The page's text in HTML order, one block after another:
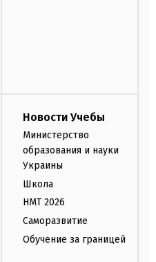
Новости Учебы
Министерство
образования и науки
Украины
Школа
НМТ 2026
Саморазвитие
Обучение за границей